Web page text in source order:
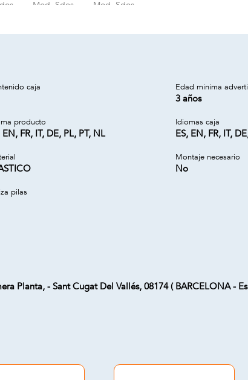
caja Edad minima
3 años
producto
EN, FR, IT, DE, PL, PT, NL
Idiomas caja
ES, EN, FR, IT,
Montaje necesario
No
pilas
Planta, - Sant Cugat Del Vallés, 08174 ( BARCELONA -